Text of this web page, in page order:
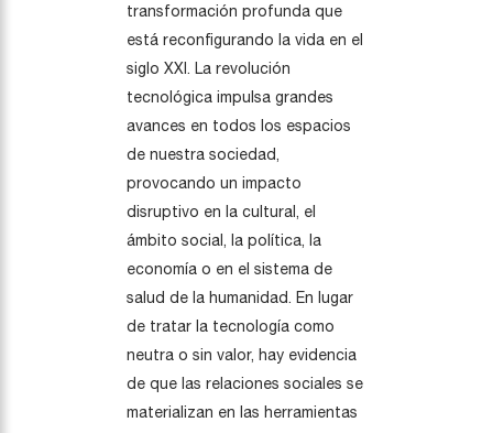
transformación profunda que
está reconfigurando la vida en el
siglo XXI. La revolución
tecnológica impulsa grandes
avances en todos los espacios
de nuestra sociedad,
provocando un impacto
disruptivo en la cultural, el
ámbito social, la política, la
economía o en el sistema de
salud de la humanidad. En lugar
de tratar la tecnología como
neutra o sin valor, hay evidencia
de que las relaciones sociales se
materializan en las herramientas